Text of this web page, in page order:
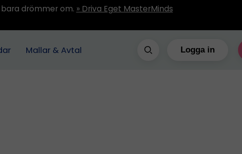
drömmer om. » Driva Eget MasterMinds
Mallar & Avtal Logga in